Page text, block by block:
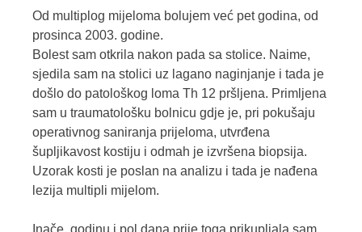
Od multiplog mijeloma bolujem već pet godina, od
prosinca 2003. godine.
Bolest sam otkrila nakon pada sa stolice. Naime,
sjedila sam na stolici uz lagano naginjanje i tada je
došlo do patološkog loma Th 12 pršljena. Primljena
sam u traumatološku bolnicu gdje je, pri pokušaju
operativnog saniranja prijeloma, utvrđena
šupljikavost kostiju i odmah je izvršena biopsija.
Uzorak kosti je poslan na analizu i tada je nađena
lezija multipli mijelom.